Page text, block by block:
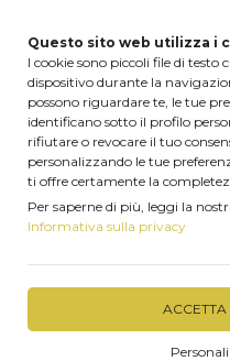
Questo sito web utilizza i
I cookie sono piccoli file di testo
dispositivo durante la
possono riguardare te, le tue
identificano sotto il profilo
rifiutare o revocare il tuo
personalizzando le tue
ti offre certamente la
Per saperne di più, leggi la
Informativa sulla privacy
ACCETTA
Home Prodotti Prodotti per
Pannello
Neopor
DISPONIBILITÀ IMMEDIATA